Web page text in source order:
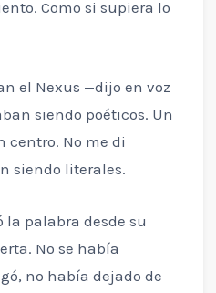
Como si supiera lo
el Nexus —dijo en voz
siendo poéticos. Un
centro. No me di
siendo literales.
la palabra desde su
No se había
no había dejado de